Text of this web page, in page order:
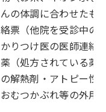
んの体調に合わせたも
絡票（他院を受診中の
かりつけ医の医師連絡
薬（処方されている薬
の解熱剤・アトピー性
おむつかぶれ等の外用